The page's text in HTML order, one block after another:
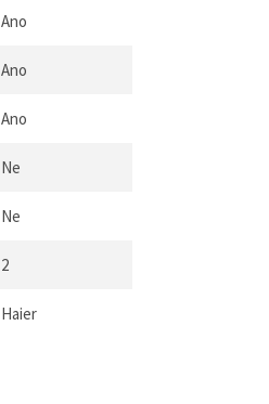
Ano
Ano
Ano
Ne
Ne
2
Haier